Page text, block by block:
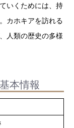
いくためには、持
カホキアを訪れる
人類の歴史の多様
本情報